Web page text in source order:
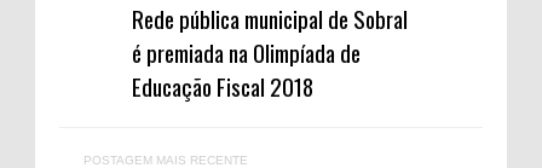
Rede pública municipal de Sobral
é premiada na Olimpíada de
Educação Fiscal 2018
POSTAGEM MAIS RECENTE